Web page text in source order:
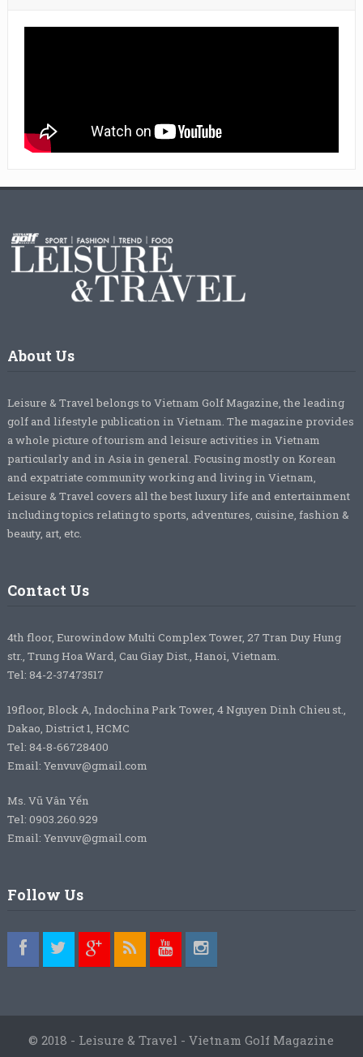
About Us
Leisure & Travel belongs to Vietnam Golf Magazine, the leading
golf and lifestyle publication in Vietnam. The magazine provides
a whole picture of tourism and leisure activities in Vietnam
particularly and in Asia in general. Focusing mostly on Korean
and expatriate community working and living in Vietnam,
Leisure & Travel covers all the best luxury life and entertainment
including topics relating to sports, adventures, cuisine, fashion &
beauty, art, etc.
Contact Us
4th floor, Eurowindow Multi Complex Tower, 27 Tran Duy Hung
str., Trung Hoa Ward, Cau Giay Dist., Hanoi, Vietnam.
Tel: 84-2-37473517
19floor, Block A, Indochina Park Tower, 4 Nguyen Dinh Chieu st.,
Dakao, District 1, HCMC
Tel: 84-8-66728400
Email: Yenvuv@gmail.com
Ms. Vũ Vân Yến
Tel: 0903.260.929
Email: Yenvuv@gmail.com
Follow Us
© 2018 - Leisure & Travel - Vietnam Golf Magazine